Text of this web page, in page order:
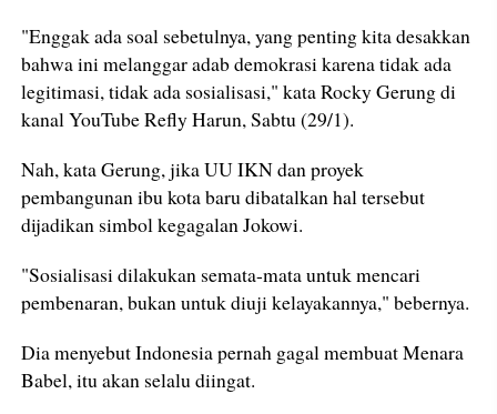
"Enggak ada soal sebetulnya, yang penting kita desakkan
bahwa ini melanggar adab demokrasi karena tidak ada
legitimasi, tidak ada sosialisasi," kata Rocky Gerung di
kanal YouTube Refly Harun, Sabtu (29/1).
Nah, kata Gerung, jika UU IKN dan proyek
pembangunan ibu kota baru dibatalkan hal tersebut
dijadikan simbol kegagalan Jokowi.
"Sosialisasi dilakukan semata-mata untuk mencari
pembenaran, bukan untuk diuji kelayakannya," bebernya.
Dia menyebut Indonesia pernah gagal membuat Menara
Babel, itu akan selalu diingat.